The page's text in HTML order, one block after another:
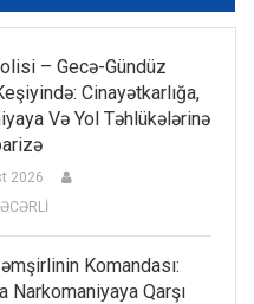
– Gecə-Gündüz
Cinayətkarlığa,
Və Yol Təhlükələrinə
2026
Komandası:
Narkomaniyaya Qarşı